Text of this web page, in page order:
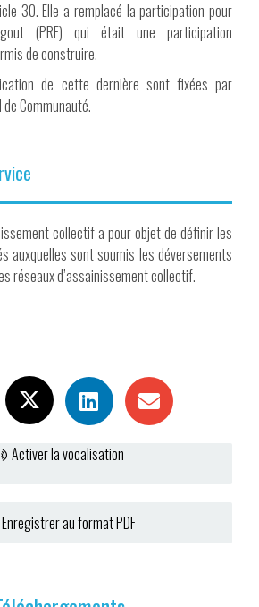
30. Elle a remplacé la participation pour
(PRE) qui était une participation
de construire.
de cette dernière sont fixées par
Communauté.
collectif a pour objet de définir les
auxquelles sont soumis les déversements
réseaux d’assainissement collectif.
Activer la vocalisation
Enregistrer au format PDF